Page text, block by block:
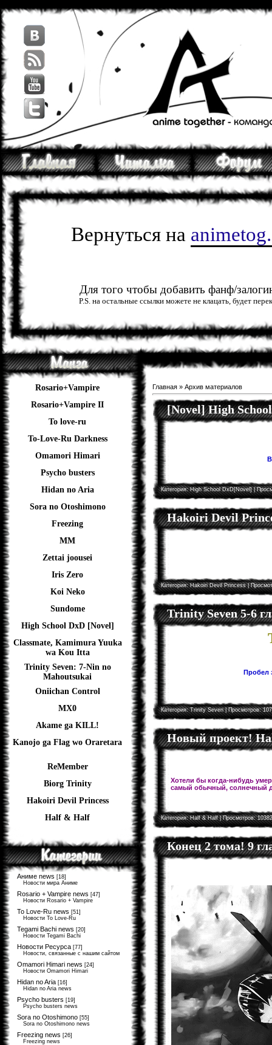
Вернуться на
Для того чтобы добавить фанф/
P.S. на остальные ссылки можете не клацать, будет
Rosario+Vampire
Rosario+Vampire II
To love-ru
To-Love-Ru Darkness
Omamori Himari
Psycho busters
Hidan no Aria
Sora no Otoshimono
Freezing
ММ
Zettai joousei
Iris Zero
Koi Neko
Sundome
High School DxD [Novel]
Classmate, Kamimura Yuuka
wa Kou Itta
Trinity Seven: 7-Nin no
Mahoutsukai
Oniichan Control
MX0
Akame ga KILL!
Kanojo ga Flag wo Oraretara
ReMember
Biorg Trinity
Hakoiri Devil Princess
Half & Half
Аниме news [18]
Новости мира Аниме
Rosario + Vampire news [47]
Новости Rosario + Vampire
To Love-Ru news [51]
Новости To Love-Ru
Tegami Bachi news [20]
Новости Tegami Bachi
Новости Ресурса [77]
Новости, связанные с нашим сайтом
Omamori Himari news [24]
Новости Omamori Himari
Hidan no Aria [16]
Hidan no Aria news
Psycho busters [19]
Psycho busters news
Sora no Otoshimono [55]
Sora no Otoshimono news
Freezing news [26]
Freezing news
Главная » Архив материалов
[Novel] High
Категория:High School DxD[Novel]|
Hakoiri Devil
Категория:Hakoiri Devil Princess|
Trinity Seven 5-6
Пробел
Категория:Trinity Seven| Просмотров:
Новый проект!
Хотели бы когда-нибудь
самый обычный, солнечный
Категория:Half & Half| Просмотров:
Конец 2 тома! 9